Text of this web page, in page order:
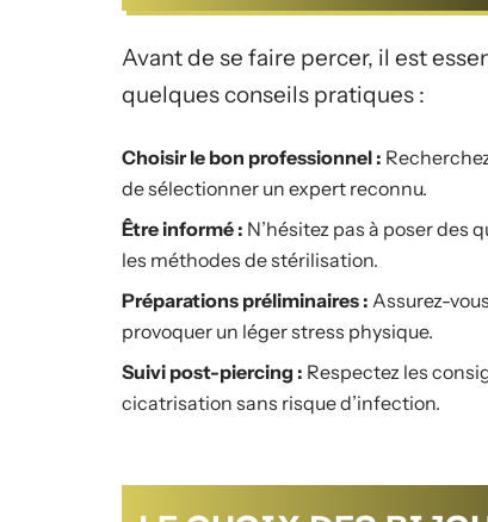
Avant de se faire percer, il est
quelques conseils pratiques :
Choisir le bon professionnel :
de sélectionner un expert reconnu.
Être informé : N’hésitez pas à poser des
les méthodes de stérilisation.
Préparations préliminaires : Assurez-
provoquer un léger stress physique.
Suivi post-piercing : Respectez les
cicatrisation sans risque d’infection.